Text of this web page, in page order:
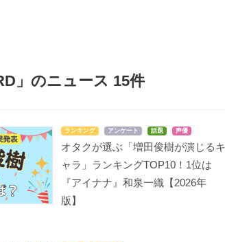
」のニュース 15件
ランキング アンケート 話題 声優
オタクが選ぶ「増田俊樹が演じるキ
ャラ」ランキングTOP10！1位は
『アイナナ』和泉一織【2026年
版】